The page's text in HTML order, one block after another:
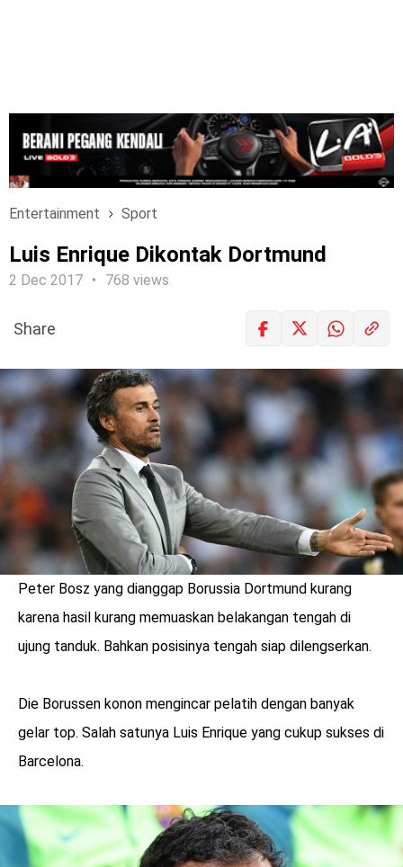
Entertainment Sport
Luis Enrique Dikontak Dortmund
2 Dec 2017 768 views
menarik
LOGIN
Share
Peter Bosz yang dianggap Borussia Dortmund kurang
karena hasil kurang memuaskan belakangan tengah di
ujung tanduk. Bahkan posisinya tengah siap dilengserkan.
Die Borussen konon mengincar pelatih dengan banyak
gelar top. Salah satunya Luis Enrique yang cukup sukses di
Barcelona.